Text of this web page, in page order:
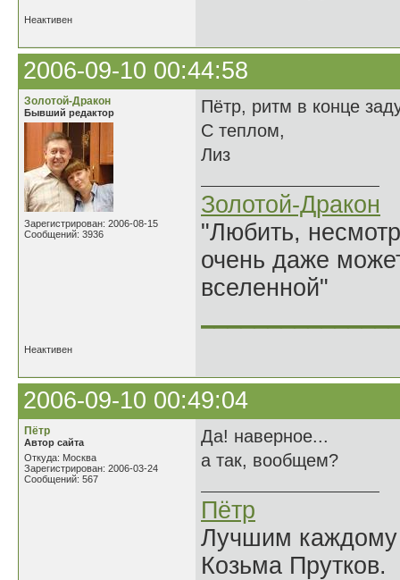
Неактивен
2006-09-10 00:44:58
Золотой-Дракон
Бывший редактор
Зарегистрирован: 2006-08-15
Сообщений: 3936
Пётр, ритм в конце
С теплом,
Лиз
Золотой-Дракон
"Любить,
очень даже
вселенной"
Неактивен
2006-09-10 00:49:04
Пётр
Автор сайта
Откуда: Москва
Зарегистрирован: 2006-03-24
Сообщений: 567
Да! наверное...
а так, вообщем?
Пётр
Лучшим каждому
Козьма Прутков.